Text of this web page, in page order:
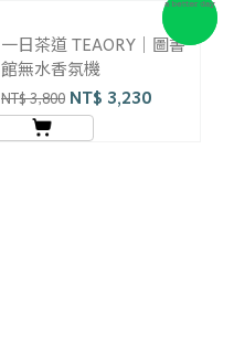
一日茶道 TEAORY｜圖書
館無水香氛機
NT$ 3,800 NT$ 3,230